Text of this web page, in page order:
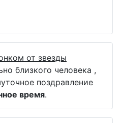
близкого человека ,
поздравление
время.